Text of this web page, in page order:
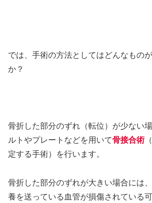
では、手術の方法としてはどんなもの
か？
骨折した部分のずれ（転位）が少ない
ルトやプレートなどを用いて骨接合術
定する手術）を行います。
骨折した部分のずれが大きい場合には
養を送っている血管が損傷されている